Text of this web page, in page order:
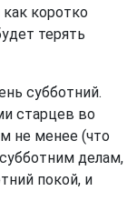
коротко
терять
субботний.
старцев во
не менее (что
делам,
покой, и